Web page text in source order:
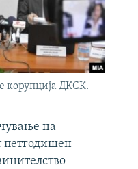
корупција ДКСК.
на
петгодишен